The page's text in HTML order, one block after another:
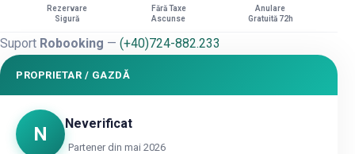
Rezervare
Sigură
Fără Taxe
Ascunse
Anulare
Gratuită 72h
Suport Robooking — (+40)724-882.233
PROPRIETAR / GAZDĂ
N Neverificat
Partener din mai 2026